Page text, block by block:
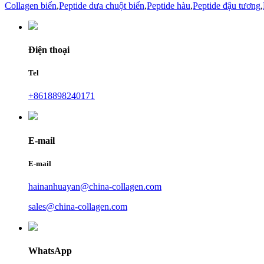
Collagen biển,Peptide dưa chuột biển,Peptide hàu,Peptide đậu tương,
Điện thoại
Tel
+8618898240171
E-mail
E-mail
hainanhuayan@china-collagen.com
sales@china-collagen.com
WhatsApp